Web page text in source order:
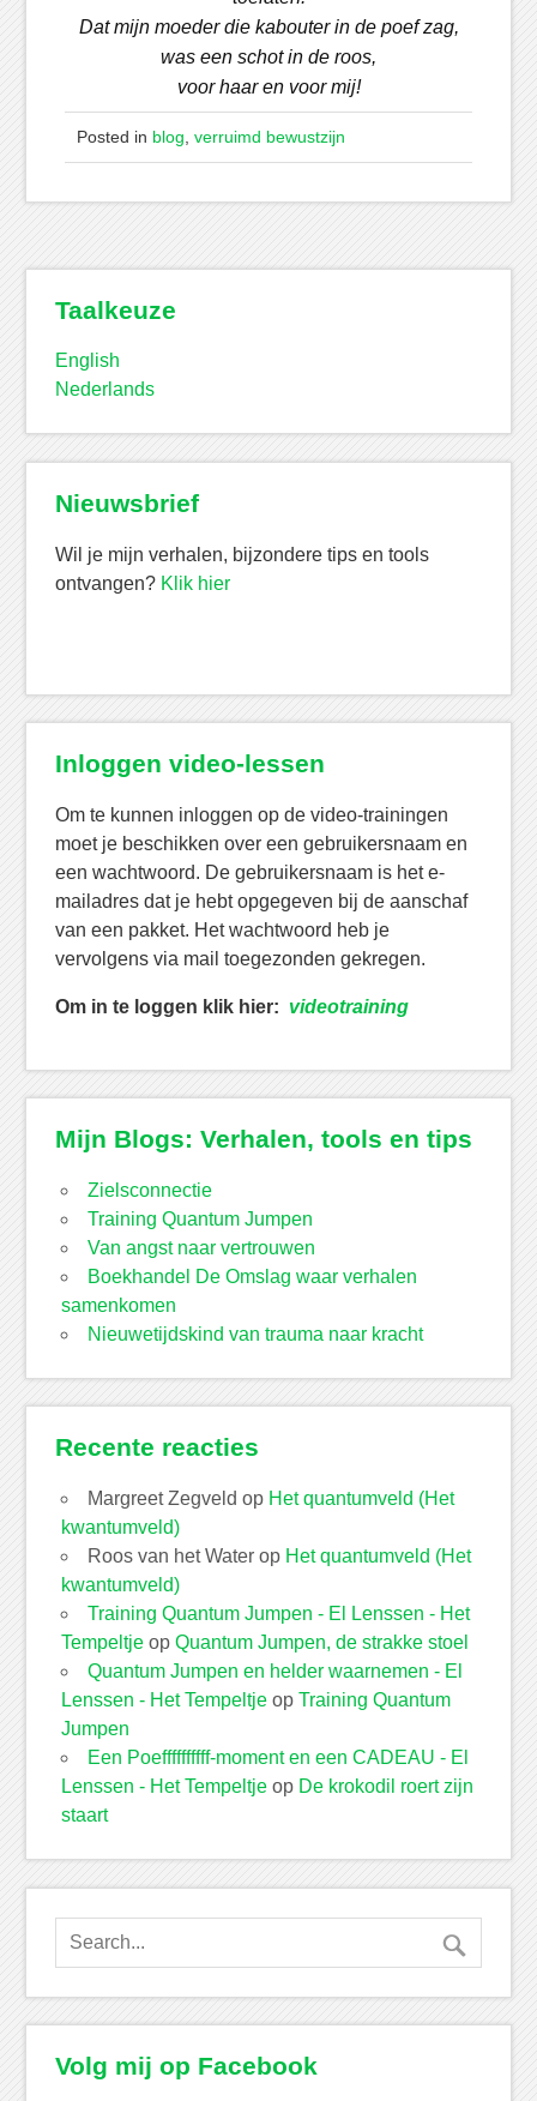
Dat mijn moeder die kabouter in de poef zag,
was een schot in de roos,
voor haar en voor mij!
Posted in blog verruimd bewustzijn
Taalkeuze
English
Nederlands
Nieuwsbrief
Wil je mijn verhalen, bijzondere tips en tools
ontvangen? Klik hier
Inloggen video-lessen
Om te kunnen inloggen op de video-trainingen
moet je beschikken over een gebruikersnaam en
een wachtwoord. De gebruikersnaam is het e-
mailadres dat je hebt opgegeven bij de aanschaf
van een pakket. Het wachtwoord heb je
vervolgens via mail toegezonden gekregen.
Om in te loggen klik hier: videotraining
Mijn Blogs: Verhalen, tools en tips
Zielsconnectie
Training Quantum Jumpen
Van angst naar vertrouwen
Boekhandel De Omslag waar verhalen
samenkomen
Nieuwetijdskind van trauma naar kracht
Recente reacties
Margreet Zegveld op Het quantumveld (Het
kwantumveld)
Roos van het Waterop Het quantumveld (Het
kwantumveld)
Training Quantum Jumpen - El Lenssen - Het
Tempeltjeop Quantum Jumpen, de strakke stoel
Quantum Jumpen en helder waarnemen - El
Lenssen - Het Tempeltjeop Training Quantum
Jumpen
Een Poeffffffffff-moment en een CADEAU - El
Lenssen - Het Tempeltjeop De krokodil roert zijn
staart
Volg mij op Facebook